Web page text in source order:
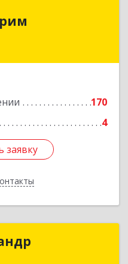
170
4
заявку
заявку
Александр